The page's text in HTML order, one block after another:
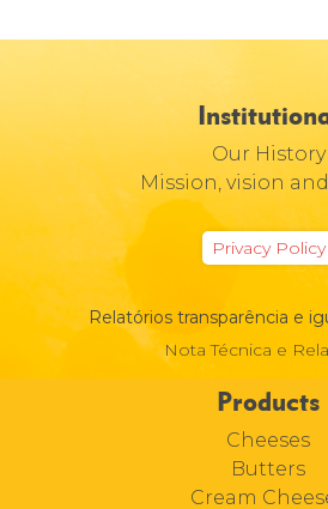
Our History
Mission, vision
Privacy Policy
Relatórios transparência e
Nota Técnica e
Products
Cheeses
Butters
Cream